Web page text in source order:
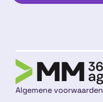
Algemene voorwaarden